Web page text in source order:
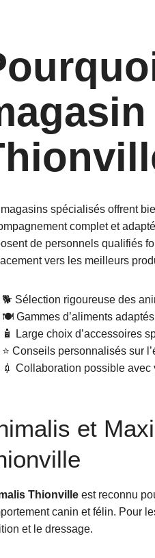
magasins spécialisés offrent
complet et
de personnels qualifiés
vers les meilleurs
🐕 Sélection rigoureuse des
🍽️ Gammes d’aliments
🧴 Large choix d’accessoires
⭐ Conseils personnalisés sur
💉 Collaboration possible
et
Thionville est reconnu
canin et félin. Pour
et le dressage.